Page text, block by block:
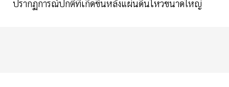
ปรากฏการณ์ปกติที่เกิดขึ้นหลังแผ่นดินไหวขนาดใหญ่